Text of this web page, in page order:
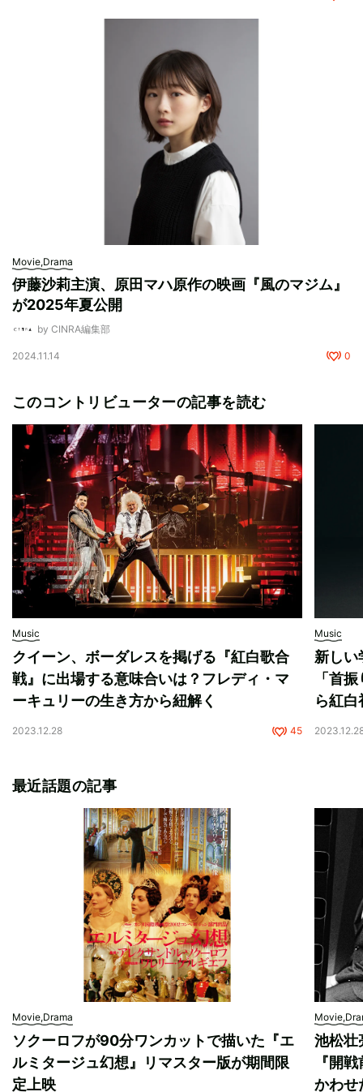
Movie,Drama
伊藤沙莉主演、原田マハ原作の映画『風のマジム』
が2025年夏公開
by CINRA編集部
2024.11.14 0
このコントリビューターの記事を読む
Music
クイーン、ボーダレスを掲げる『紅白歌合
戦』に出場する意味合いは？フレディ・マ
ーキュリーの生き方から紐解く
2023.12.28 45
Music
新しい
「首
ら紅
最近話題の記事
Movie,Drama
ソクーロフが90分ワンカットで描いた『エ
ルミタージュ幻想』リマスター版が期間限
定上映
池松壮
『開
かわせ